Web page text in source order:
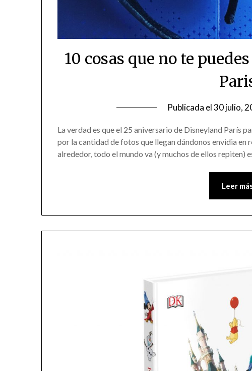
10 cosas que no te
Publicada el30 julio,
La verdad es que el 25 aniversario de Disneyland París
por la cantidad de fotos que llegan dándonos envidia en
alrededor, todo el mundo va (y muchos de ellos repiten)
Leer